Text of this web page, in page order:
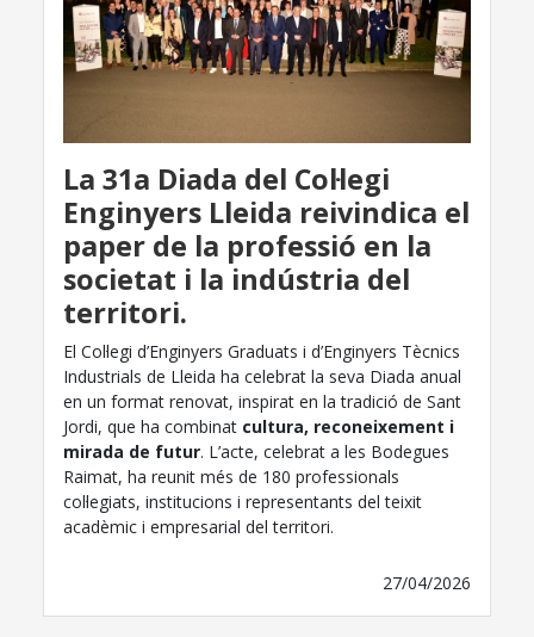
La 31a Diada del Col·legi
Enginyers Lleida reivindica el
paper de la professió en la
societat i la indústria del
territori.
El Col·legi d’Enginyers Graduats i d’Enginyers Tècnics
Industrials de Lleida ha celebrat la seva Diada anual
en un format renovat, inspirat en la tradició de Sant
Jordi, que ha combinat cultura, reconeixement i
mirada de futur. L’acte, celebrat a les Bodegues
Raimat, ha reunit més de 180 professionals
col·legiats, institucions i representants del teixit
acadèmic i empresarial del territori.
27/04/2026